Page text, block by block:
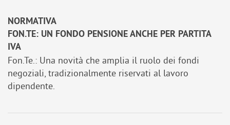
NORMATIVA
FON.TE: UN FONDO PENSIONE ANCHE PER PARTITA
IVA
Fon.Te.: Una novità che amplia il ruolo dei fondi
negoziali, tradizionalmente riservati al lavoro
dipendente.